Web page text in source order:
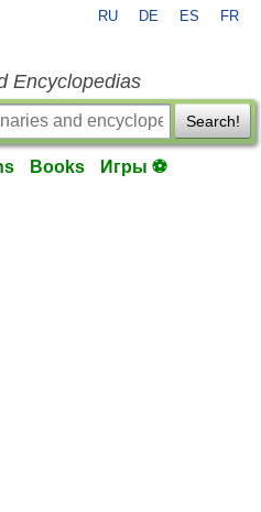
RU DE ES FR
Encyclopedias
Search!
Books Игры ⚽